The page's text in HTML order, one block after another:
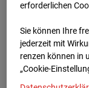
Europe/Berlin
erforderlichen
Sie können Ihre
jederzeit mit
renzen können in
„Cookie-